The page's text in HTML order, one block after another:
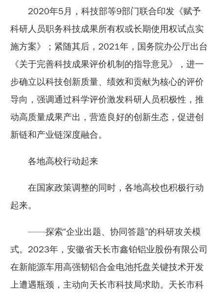
2020年5月，科技部等9部门联合印发《赋予
科研人员职务科技成果所有权或长期使用权试点实
施方案》；紧随其后，2021年，国务院办公厅出台
《关于完善科技成果评价机制的指导意见》，进一
步确立以科技创新质量、绩效和贡献为核心的评价
导向，强调通过科学评价激发科研人员积极性，推
动高质量成果产出，营造良好的创新生态，促进创
新链和产业链深度融合。
各地高校行动起来
在国家政策调整的同时，各地高校也积极行动
起来。
——探索“企业出题、协同答题”的科研攻关模
式。2023年，安徽省天长市鑫铂铝业股份有限公司
在新能源车用高强韧铝合金电池托盘关键技术开发
上遭遇瓶颈，主动向天长市科技局求助。天长市科